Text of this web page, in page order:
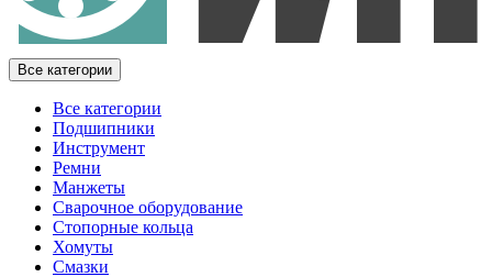
Все категории
Все категории
Подшипники
Инструмент
Ремни
Манжеты
Сварочное оборудование
Стопорные кольца
Хомуты
Смазки